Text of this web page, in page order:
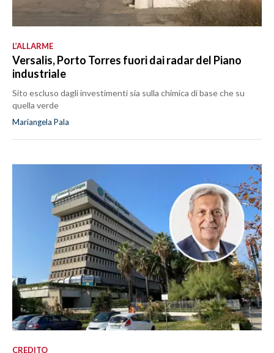
L’ALLARME
Versalis, Porto Torres fuori dai radar del Piano
industriale
Sito escluso dagli investimenti sia sulla chimica di base che su
quella verde
Mariangela Pala
CREDITO